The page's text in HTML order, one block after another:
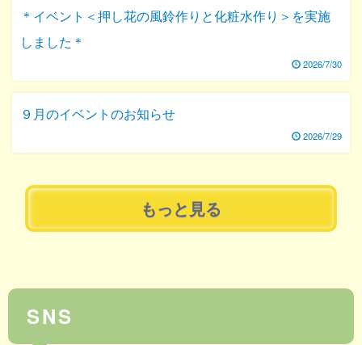
＊イベント＜押し花の風鈴作りと化粧水作り＞を実施
しました＊
2026/7/30
９月のイベントのお知らせ
2026/7/29
もっと見る
SNS